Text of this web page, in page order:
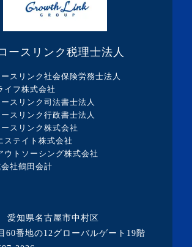
記事)
記事)
(9記事)
(1記事)
記事)
(4記事)
記事)
記事)
ースリンク税理士法人
スリンク社会保険労務士法人
イフ株式会社
スリンク司法書士法人
スリンク行政書士法人
スリンク株式会社
ステイト株式会社
ウトソーシング株式会社
社鶴田会計
愛知県名古屋市中村区
60番地の12グローバルゲート19階